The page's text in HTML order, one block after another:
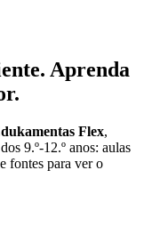
Aprenda
Flex,
9.º-12.º anos: aulas
fontes para ver o